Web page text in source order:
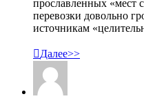
прославленных «мест
перевозки довольно
источникам
Далее>>